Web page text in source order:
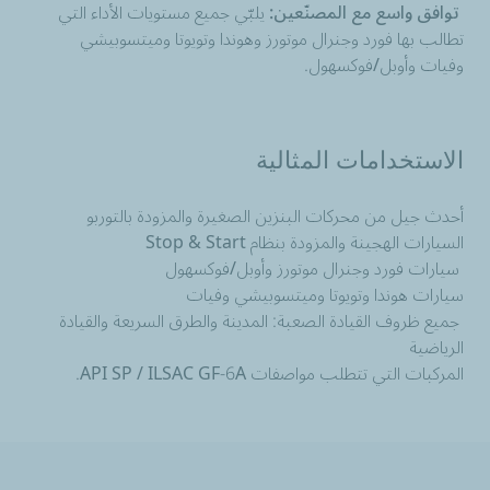
توافق واسع مع المصنّعين:يلبّي جميع مستويات الأداء التي
تطالب بها فورد وجنرال موتورز وهوندا وتويوتا وميتسوبيشي
وفيات وأوبل/فوكسهول.
الاستخدامات المثالية
أحدث جيل من محركات البنزين الصغيرة والمزودة بالتوربو
السيارات الهجينة والمزودة بنظام Stop & Start
سيارات فورد وجنرال موتورز وأوبل/فوكسهول
سيارات هوندا وتويوتا وميتسوبيشي وفيات
جميع ظروف القيادة الصعبة: المدينة والطرق السريعة والقيادة
الرياضية
المركبات التي تتطلب مواصفات API SP / ILSAC GF-6A.